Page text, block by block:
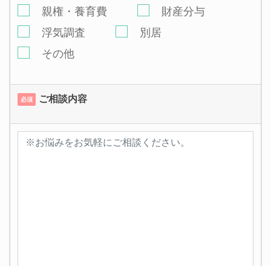
親権・養育費
財産分与
浮気調査
別居
その他
必須 ご相談内容